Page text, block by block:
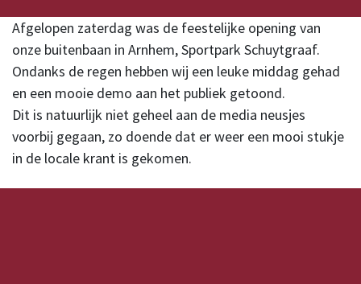
Afgelopen zaterdag was de feestelijke opening van
onze buitenbaan in Arnhem, Sportpark Schuytgraaf.
Ondanks de regen hebben wij een leuke middag gehad
en een mooie demo aan het publiek getoond.
Dit is natuurlijk niet geheel aan de media neusjes
voorbij gegaan, zo doende dat er weer een mooi stukje
in de locale krant is gekomen.